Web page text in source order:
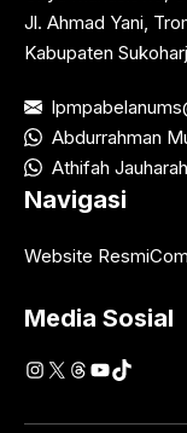
Jl. Ahmad Yani,
Kabupaten
Abdurrahman
Athifah
Navigasi
Website Resmi
Media Sosial
Instagram
X Threads
YouTube
TikTok